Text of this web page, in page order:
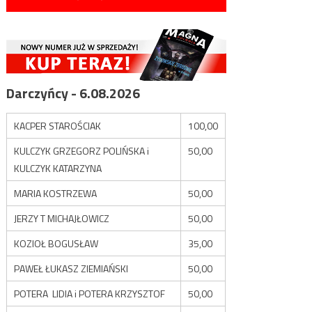
Darczyńcy - 6.08.2026
KACPER STAROŚCIAK
100,00
KULCZYK GRZEGORZ POLIŃSKA i
KULCZYK KATARZYNA
50,00
MARIA KOSTRZEWA
50,00
JERZY T MICHAJŁOWICZ
50,00
KOZIOŁ BOGUSŁAW
35,00
PAWEŁ ŁUKASZ ZIEMIAŃSKI
50,00
POTERA LIDIA i POTERA KRZYSZTOF
50,00